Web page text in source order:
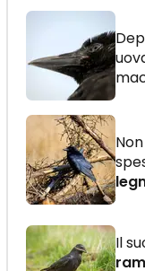
Il